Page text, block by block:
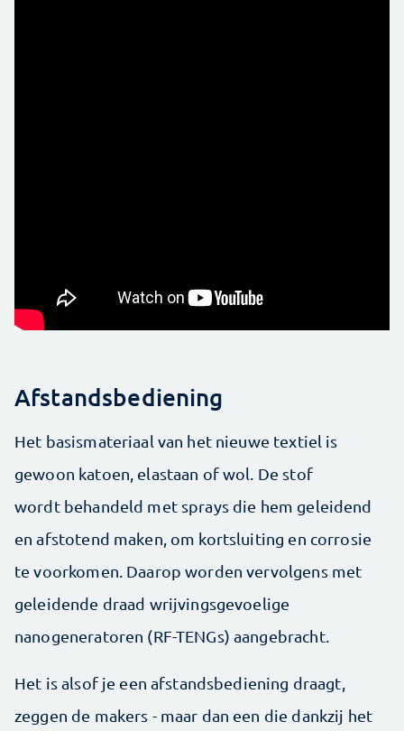
Afstandsbediening
Het basismateriaal van het nieuwe textiel is
gewoon katoen, elastaan of wol. De stof
wordt behandeld met sprays die hem geleidend
en afstotend maken, om kortsluiting en corrosie
te voorkomen. Daarop worden vervolgens met
geleidende draad wrijvingsgevoelige
nanogeneratoren (RF-TENGs) aangebracht.
Het is alsof je een afstandsbediening draagt,
zeggen de makers - maar dan een die dankzij het